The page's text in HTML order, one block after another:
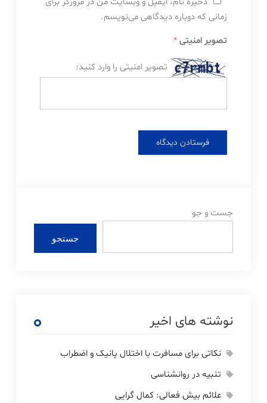
زمانی که دوباره دیدگاهی می‌نویسم.
تصویر امنیتی*
تصویر امنیتی را وارد کنید:
جست و جو
جستجو
نوشته های اخیر
نکاتی برای مسافرت با اختلال پانیک و اضطراب
تنبیه در روانشناسی
علائم بیش فعالی: کمال گرایی